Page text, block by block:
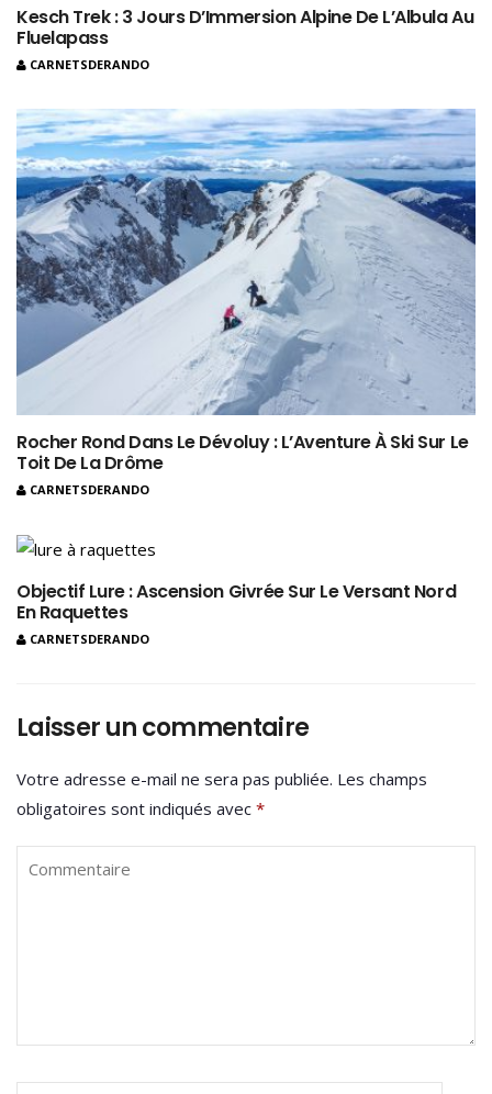
Kesch Trek : 3 Jours D’Immersion Alpine De L’Albula Au
Fluelapass
CARNETSDERANDO
Rocher Rond Dans Le Dévoluy : L’Aventure À Ski Sur Le
Toit De La Drôme
CARNETSDERANDO
Objectif Lure : Ascension Givrée Sur Le Versant Nord
En Raquettes
CARNETSDERANDO
Laisser un commentaire
Votre adresse e-mail ne sera pas publiée. Les champs
obligatoires sont indiqués avec *